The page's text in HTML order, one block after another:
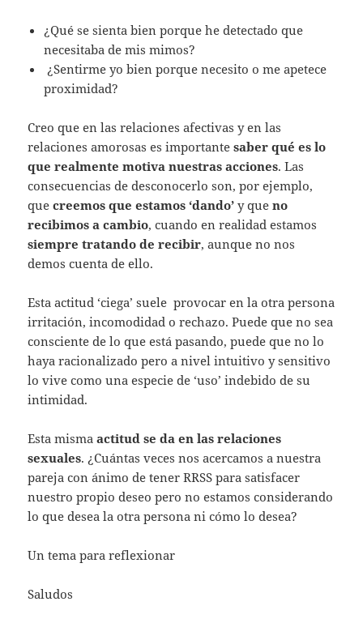
¿Qué se sienta bien porque he detectado que
necesitaba de mis mimos?
¿Sentirme yo bien porque necesito o me apetece
proximidad?
Creo que en las relaciones afectivas y en las
relaciones amorosas es importantesaber qué es lo
que realmente motiva nuestras acciones. Las
consecuencias de desconocerlo son, por ejemplo,
quecreemos que estamos ‘dando’ y queno
recibimos a cambio, cuando en realidad estamos
siempre tratando de recibir, aunque no nos
demos cuenta de ello.
Esta actitud ‘ciega’ suele provocar en la otra persona
irritación, incomodidad o rechazo. Puede que no sea
consciente de lo que está pasando, puede que no lo
haya racionalizado pero a nivel intuitivo y sensitivo
lo vive como una especie de ‘uso’ indebido de su
intimidad.
Esta mismaactitud se da en las relaciones
sexuales. ¿Cuántas veces nos acercamos a nuestra
pareja con ánimo de tener RRSS para satisfacer
nuestro propio deseo pero no estamos considerando
lo que desea la otra persona ni cómo lo desea?
Un tema para reflexionar
Saludos